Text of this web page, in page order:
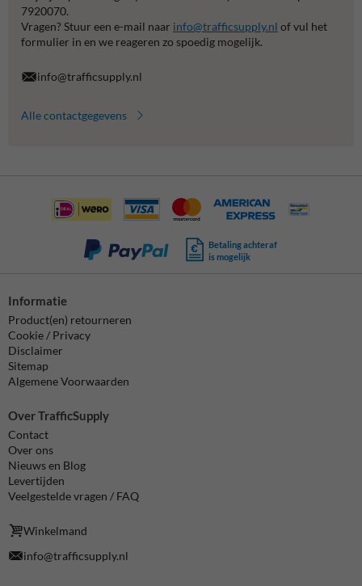
7920070.
Vragen? Stuur een e-mail naar info@trafficsupply.nl of vul het
formulier in en we reageren zo spoedig mogelijk.
info@trafficsupply.nl
Alle contactgegevens
Betaling achteraf
is mogelijk
Informatie
Product(en) retourneren
Cookie / Privacy
Disclaimer
Sitemap
Algemene Voorwaarden
Over TrafficSupply
Contact
Over ons
Nieuws en Blog
Levertijden
Veelgestelde vragen / FAQ
Winkelmand
info@trafficsupply.nl